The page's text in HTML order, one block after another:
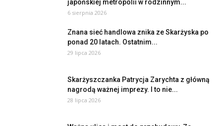
japońskiej metropolii w rodzinnym...
6 sierpnia 2026
Znana sieć handlowa znika ze Skarżyska po
ponad 20 latach. Ostatnim...
29 lipca 2026
Skarżyszczanka Patrycja Zarychta z główną
nagrodą ważnej imprezy. I to nie...
28 lipca 2026